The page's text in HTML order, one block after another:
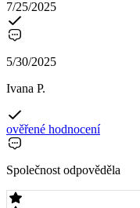
7/25/2025
5/30/2025
Ivana P.
ověřené hodnocení
Společnost odpověděla